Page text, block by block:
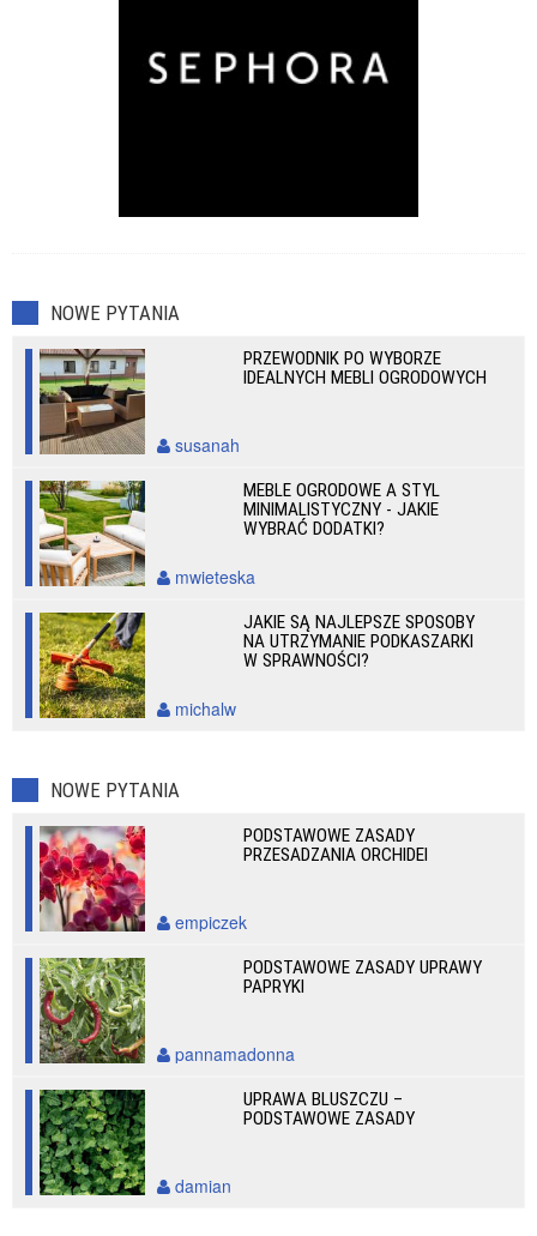
NOWE PYTANIA
PRZEWODNIK PO WYBORZE
IDEALNYCH MEBLI OGRODOWYCH
susanah
MEBLE OGRODOWE A STYL
MINIMALISTYCZNY - JAKIE
WYBRAĆ DODATKI?
mwieteska
JAKIE SĄ NAJLEPSZE SPOSOBY
NA UTRZYMANIE PODKASZARKI
W SPRAWNOŚCI?
michalw
NOWE PYTANIA
PODSTAWOWE ZASADY
PRZESADZANIA ORCHIDEI
empiczek
PODSTAWOWE ZASADY UPRAWY
PAPRYKI
pannamadonna
UPRAWA BLUSZCZU –
PODSTAWOWE ZASADY
damian